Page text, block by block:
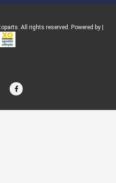
All rights reserved. Powered by |